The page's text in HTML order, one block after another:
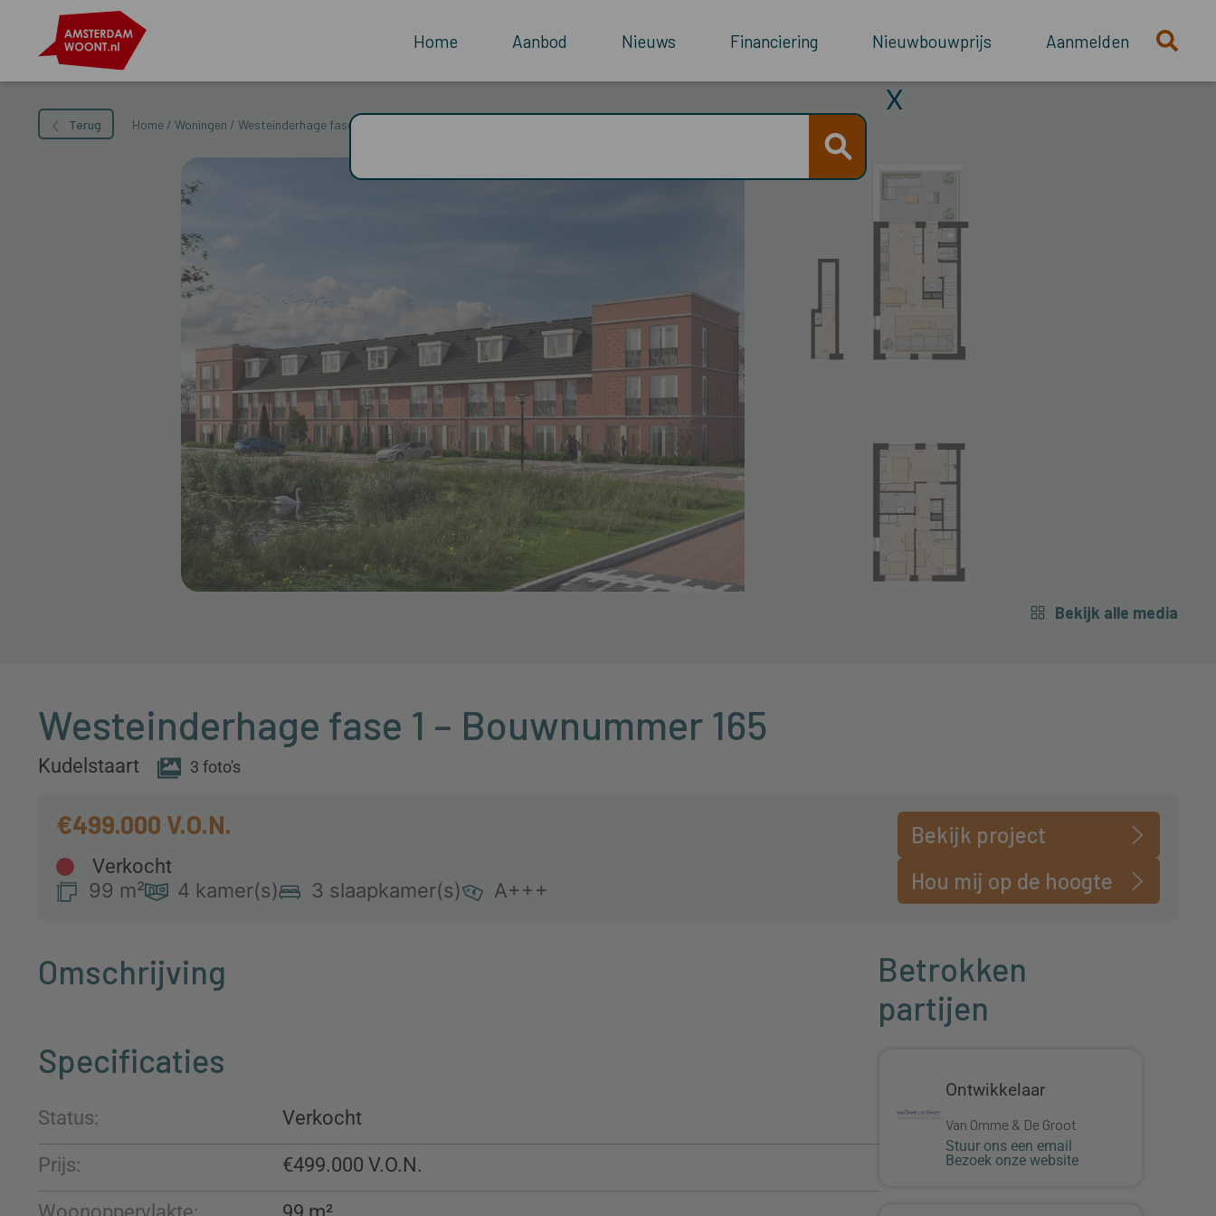
Home Aanbod Nieuws Financiering Nieuwbouwprijs Aanmelden
X
Terug Home / Woningen / Westeinderhage fase 1 – Bouwnummer 165
Bekijk alle media
Westeinderhage fase 1 – Bouwnummer 165
Kudelstaart 3 foto's
€499.000
Verkocht
99 m² 4 kamer(s) 3 slaapkamer(s) A+++
Bekijk project
Hou mij op de hoogte
Omschrijving
Specificaties
Status: Verkocht
Prijs: €499.000
Betrokken
partijen
Ontwikkelaar
Van Omme & De Groot
Stuur ons een email
Bezoek onze website